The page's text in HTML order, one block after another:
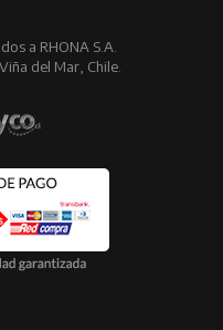
a RHONA S.A.
del Mar, Chile.